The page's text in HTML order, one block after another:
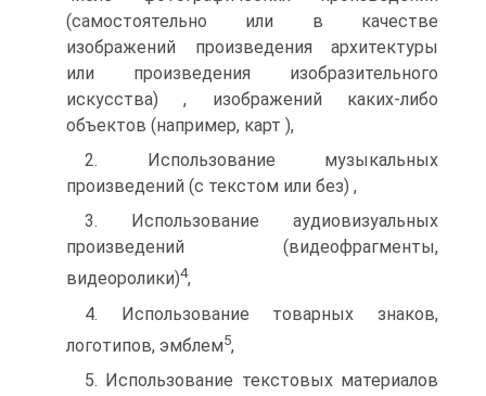
(самостоятельно или в качестве
изображений произведения архитектуры
или произведения изобразительного
искусства) , изображений каких-либо
объектов (например, карт ),
2. Использование музыкальных
произведений (с текстом или без) ,
3. Использование аудиовизуальных
произведений (видеофрагменты,
видеоролики)4,
4. Использование товарных знаков,
логотипов, эмблем5,
5. Использование текстовых материалов